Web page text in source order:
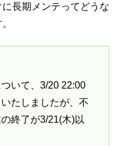
長期メンテってどうな
いて、3/20 22:00
たしましたが、不
終了が3/21(木)以